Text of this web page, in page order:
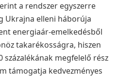
a rendszer egyszerre
Ukrajna elleni háborúja
energiaár-emelkedésből
takarékosságra, hiszen
százalékának megfelelő rész
támogatja kedvezményes